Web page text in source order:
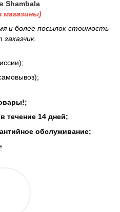
Shambala
магазины)
и более посылок стоимость
течение 14 дней;
обслуживание;